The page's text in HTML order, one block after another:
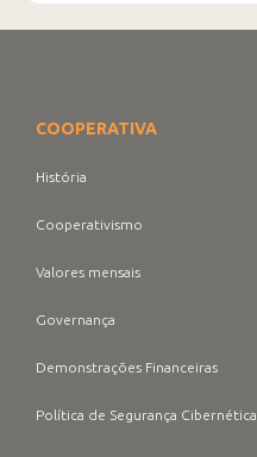
COOPERATIVA
História
Cooperativismo
Valores mensais
Governança
Demonstrações Financeiras
Política de Segurança Cibernética